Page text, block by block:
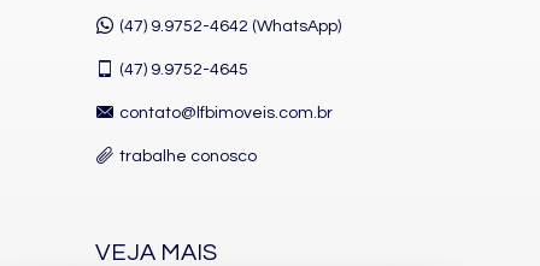
(47) 9.9752-4642 (WhatsApp)
(47) 9.9752-4645
contato@lfbimoveis.com.br
trabalhe conosco
VEJA MAIS